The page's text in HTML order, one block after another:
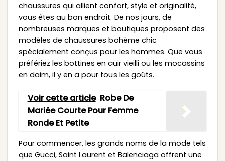
chaussures qui allient confort, style et originalité,
vous êtes au bon endroit. De nos jours, de
nombreuses marques et boutiques proposent des
modèles de chaussures bohème chic
spécialement conçus pour les hommes. Que vous
préfériez les bottines en cuir vieilli ou les mocassins
en daim, il y en a pour tous les goûts.
Voir cette article Robe De
Mariée Courte Pour Femme
Ronde Et Petite
Pour commencer, les grands noms de la mode tels
que Gucci, Saint Laurent et Balenciaga offrent une